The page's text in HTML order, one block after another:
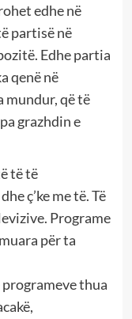
edhe në
partisë në
Edhe partia
qenë në
mundur, që të
grazhdin e
të të
ç’ke me të. Të
Programe
për ta
thua